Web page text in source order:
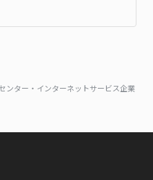
ンター・インターネットサービス企業